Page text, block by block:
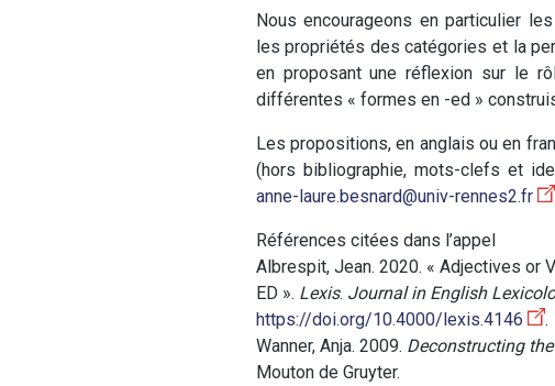
Nous encourageons en particulier
les propriétés des catégories et la
en proposant une réflexion sur le
différentes « formes en -ed »
Les propositions, en anglais ou en
(hors bibliographie, mots-clefs et
anne-laure.besnard@univ-rennes2.fr
Références citées dans l’appel
Albrespit, Jean. 2020. « Adjectives or
ED ». Lexis. Journal in English
https://doi.org/10.4000/lexis.4146
.
Wanner, Anja. 2009. Deconstructing
Mouton de Gruyter.